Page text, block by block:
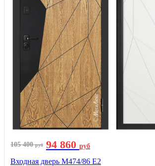
105 400руб 94 860 руб
Входная дверь М474/86 Е2